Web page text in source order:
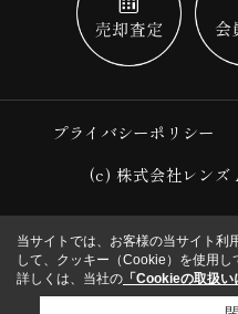
プライバシーポリシー
(c) 株式会社レン
当サイトでは、お客様の当サイト利
して、クッキー（Cookie）を使用し
詳しくは、当社の 「Cookieの取扱い